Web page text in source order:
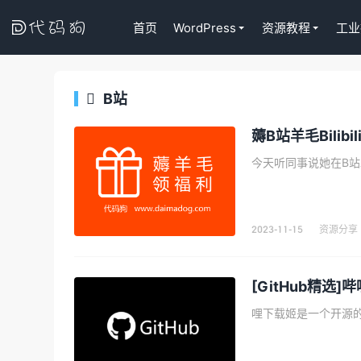
 首页 WordPress 资源教程 工
 B站
薅B站羊毛
2023-11-15 资源分享
[GitHub精选]哔
WordPress